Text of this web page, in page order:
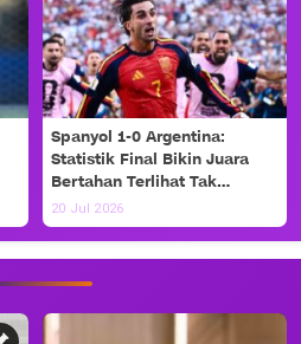
Spanyol 1-0 Argentina:
Statistik Final Bikin Juara
Bertahan Terlihat Tak
Berdaya
20 Jul 2026